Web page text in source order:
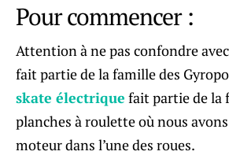
Pour commencer :
Attention à ne pas confondre
fait partie de la famille des
skate électrique fait partie de la
planches à roulette où nous
moteur dans l’une des roues.